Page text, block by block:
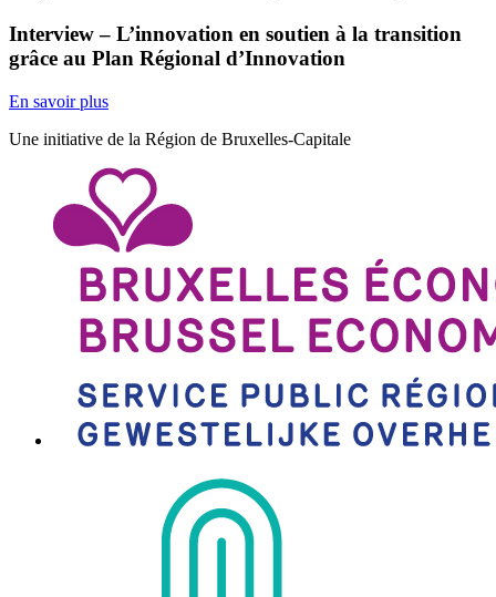
Interview – L’innovation en soutien à la transition
grâce au Plan Régional d’Innovation
En savoir plus
Une initiative de la Région de Bruxelles-Capitale